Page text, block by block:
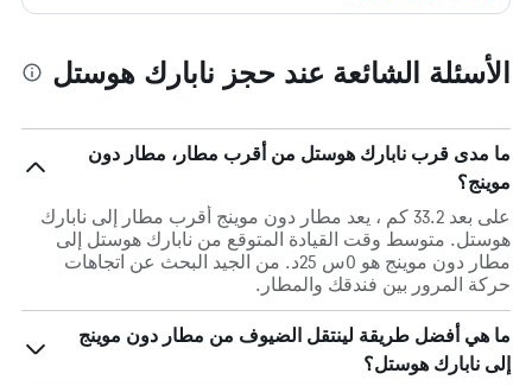
الأسئلة الشائعة عند حجز نابارك هوستل
ما مدى قرب نابارك هوستل من أقرب مطار، مطار دون
موينج؟
على بعد 33.2 كم ، يعد مطار دون موينج أقرب مطار إلى نابارك
هوستل. متوسط وقت القيادة المتوقع من نابارك هوستل إلى
مطار دون موينج هو 0س 25د. من الجيد البحث عن اتجاهات
حركة المرور بين فندقك والمطار.
ما هي أفضل طريقة لينتقل الضيوف من مطار دون موينج
إلى نابارك هوستل؟